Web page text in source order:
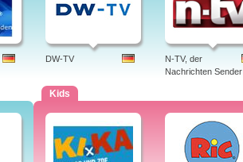
DW-TV
N-TV, der
Nachrichten Sender
Kids